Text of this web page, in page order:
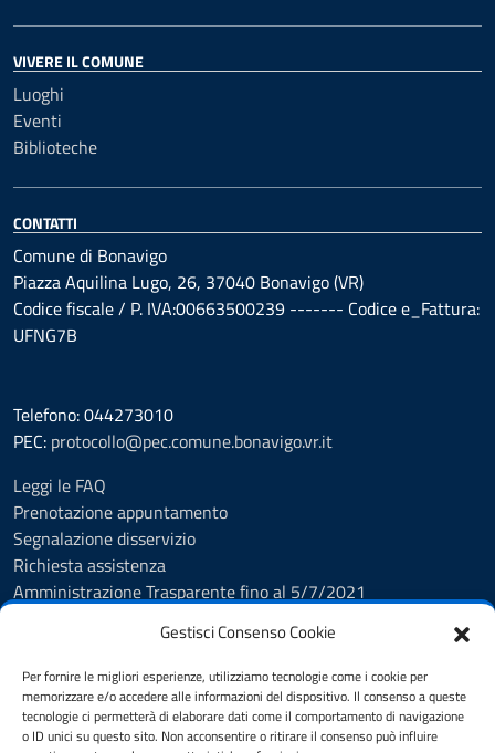
Gestisci Consenso Cookie
Per fornire le migliori esperienze, utilizziamo tecnologie come i cookie per
memorizzare e/o accedere alle informazioni del dispositivo. Il consenso a queste
tecnologie ci permetterà di elaborare dati come il comportamento di navigazione
o ID unici su questo sito. Non acconsentire o ritirare il consenso può influire
VIVERE IL COMUNE
Luoghi
Eventi
Biblioteche
CONTATTI
Comune di Bonavigo
Piazza Aquilina Lugo, 26, 37040 Bonavigo (VR)
Codice fiscale / P. IVA:00663500239 ------- Codice e_Fattura:
UFNG7B
Telefono: 044273010
PEC: protocollo@pec.comune.bonavigo.vr.it
Leggi le FAQ
Prenotazione appuntamento
Segnalazione disservizio
Richiesta assistenza
Amministrazione Trasparente fino al 5/7/2021
Cookie Policy
Informativa privacy
Dichiarazione di accessibilità